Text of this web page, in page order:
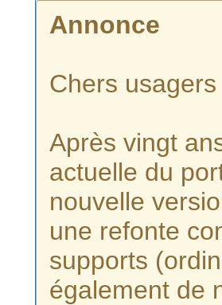
Annonce
Chers
Après vingt
actuelle du
nouvelle
une refonte
supports
également de